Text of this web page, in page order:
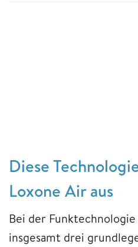
Diese
Loxone Air aus
Bei der
insgesamt drei